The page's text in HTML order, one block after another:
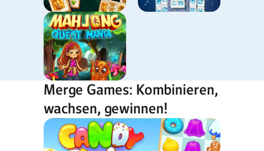
Merge Games: Kombinieren,
wachsen, gewinnen!